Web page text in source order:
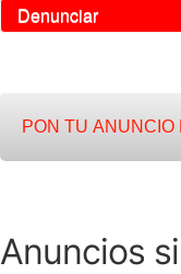
Denunciar
PON TU
Anuncios